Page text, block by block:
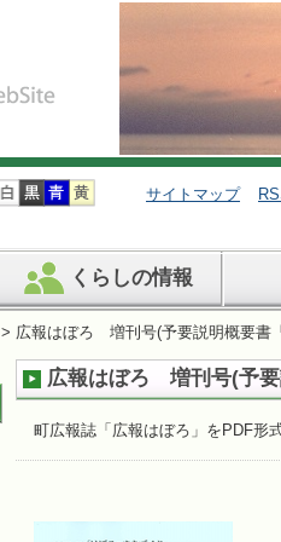
サイトマップ
くらしの情報
> 広報はぼろ 増刊号(予要説明概要書
広報はぼろ 増刊号(予要
町広報誌「広報はぼろ」をPDF形